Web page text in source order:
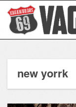
new yorrk